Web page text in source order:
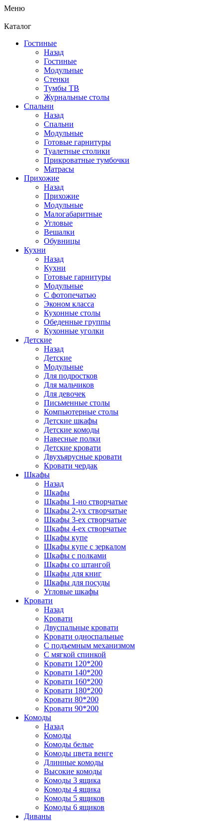
Меню
Каталог
Гостиные
Назад
Гостиные
Модульные
Стенки
Тумбы ТВ
Журнальные столы
Спальни
Назад
Спальни
Модульные
Готовые гарнитуры
Туалетные столики
Прикроватные тумбочки
Матрасы
Прихожие
Назад
Прихожие
Модульные
Малогабаритные
Угловые
Вешалки
Обувницы
Кухни
Назад
Кухни
Готовые гарнитуры
Модульные
С фотопечатью
Эконом класса
Кухонные столы
Обеденные группы
Кухонные уголки
Детские
Назад
Детские
Модульные
Для подростков
Для мальчиков
Для девочек
Письменные столы
Компьютерные столы
Детские шкафы
Детские комоды
Навесные полки
Детские кровати
Двухъярусные кровати
Кровати чердак
Шкафы
Назад
Шкафы
Шкафы 1-но створчатые
Шкафы 2-ух створчатые
Шкафы 3-ех створчатые
Шкафы 4-ех створчатые
Шкафы купе
Шкафы купе с зеркалом
Шкафы с полками
Шкафы со штангой
Шкафы для книг
Шкафы для посуды
Угловые шкафы
Кровати
Назад
Кровати
Двуспальные кровати
Кровати односпальные
С подъемным механизмом
С мягкой спинкой
Кровати 120*200
Кровати 140*200
Кровати 160*200
Кровати 180*200
Кровати 80*200
Кровати 90*200
Комоды
Назад
Комоды
Комоды белые
Комоды цвета венге
Длинные комоды
Высокие комоды
Комоды 3 ящика
Комоды 4 ящика
Комоды 5 ящиков
Комоды 6 ящиков
Диваны